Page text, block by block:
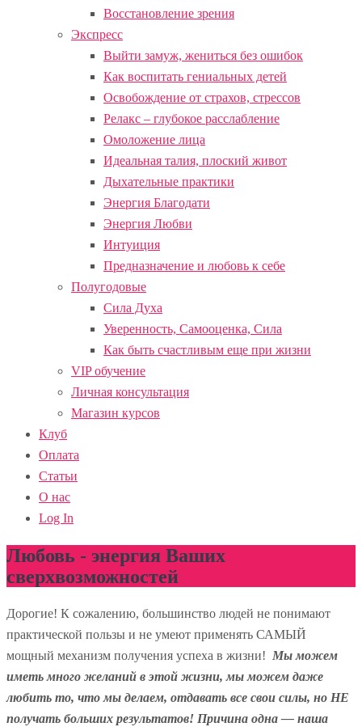
Восстановление зрения
Экспресс
Выйти замуж, жениться без ошибок
Как воспитать гениальных детей
Освобождение от страхов, стрессов
Релакс – глубокое расслабление
Омоложение лица
Идеальная талия, плоский живот
Дыхательные практики
Энергия Благодати
Энергия Любви
Интуиция
Предназначение и любовь к себе
Полугодовые
Сила Духа
Уверенность, Самооценка, Сила
Как быть счастливым еще при жизни
VIP обучение
Личная консультация
Магазин курсов
Клуб
Оплата
Статьи
О нас
Log In
Любовь - энергия Ваших
сверхвозможностей
Дорогие! К сожалению, большинство людей не понимают
практической пользы и не умеют применять САМЫЙ
мощный механизм получения успеха в жизни! Мы можем
иметь много желаний в этой жизни, мы можем даже
любить то, что мы делаем, отдавать все свои силы, но НЕ
получать больших результатов! Причина одна — наша